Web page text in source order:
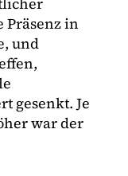
in
und
gesenkt. Je
war der